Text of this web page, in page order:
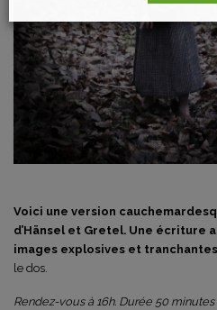
Voici une version
d’Hänsel et Gretel. Une écriture
images explosives et
le dos.
Rendez-vous à 16h. Durée 50